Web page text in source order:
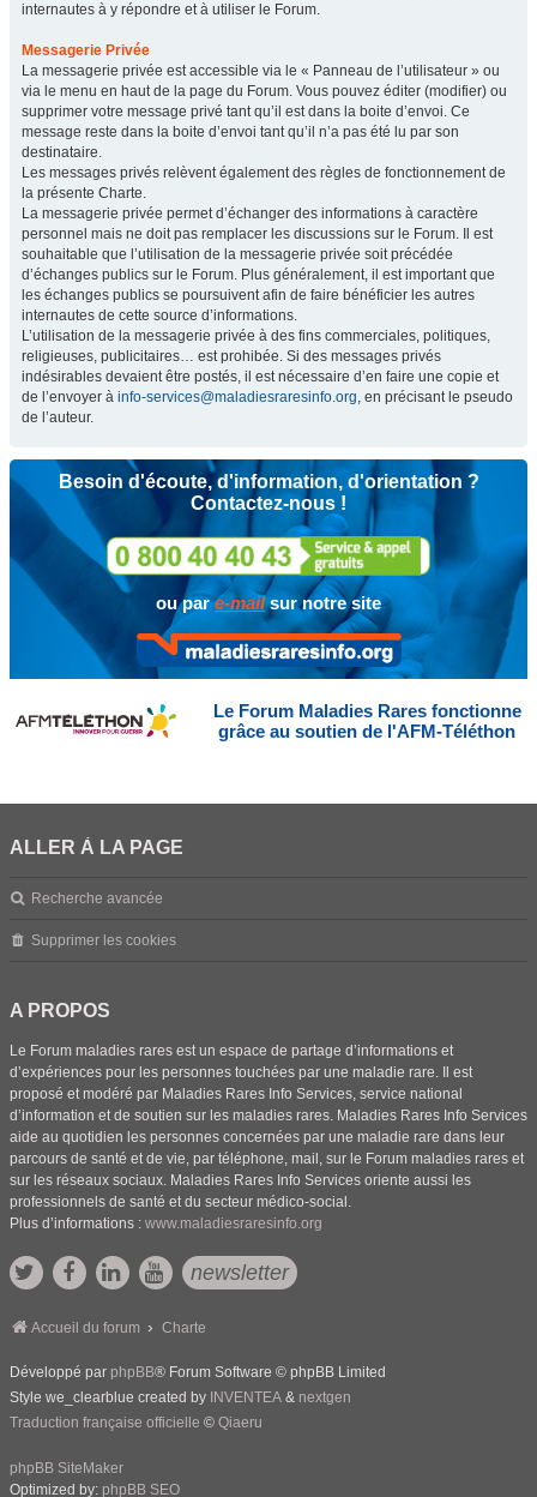
internautes à y répondre et à utiliser le Forum.
Messagerie Privée
La messagerie privée est accessible via le « Panneau de l’utilisateur » ou
via le menu en haut de la page du Forum. Vous pouvez éditer (modifier) ou
supprimer votre message privé tant qu’il est dans la boite d’envoi. Ce
message reste dans la boite d’envoi tant qu’il n’a pas été lu par son
destinataire.
Les messages privés relèvent également des règles de fonctionnement de
la présente Charte.
La messagerie privée permet d’échanger des informations à caractère
personnel mais ne doit pas remplacer les discussions sur le Forum. Il est
souhaitable que l’utilisation de la messagerie privée soit précédée
d’échanges publics sur le Forum. Plus généralement, il est important que
les échanges publics se poursuivent afin de faire bénéficier les autres
internautes de cette source d’informations.
L’utilisation de la messagerie privée à des fins commerciales, politiques,
religieuses, publicitaires… est prohibée. Si des messages privés
indésirables devaient être postés, il est nécessaire d’en faire une copie et
de l’envoyer à info-services@maladiesraresinfo.org, en précisant le pseudo
de l’auteur.
Besoin d'écoute, d'information, d'orientation ?
Contactez-nous !
ou pare-mailsur notre site
Le Forum Maladies Rares fonctionne
grâce au soutien de l'AFM-Téléthon
ALLER À LA PAGE
Recherche avancée
Supprimer les cookies
A PROPOS
Le Forum maladies rares est un espace de partage d’informations et
d’expériences pour les personnes touchées par une maladie rare. Il est
proposé et modéré par Maladies Rares Info Services, service national
d’information et de soutien sur les maladies rares. Maladies Rares Info Services
aide au quotidien les personnes concernées par une maladie rare dans leur
parcours de santé et de vie, par téléphone, mail, sur le Forum maladies rares et
sur les réseaux sociaux. Maladies Rares Info Services oriente aussi les
professionnels de santé et du secteur médico-social.
Plus d’informations : www.maladiesraresinfo.org
newsletter
Accueil du forum Charte
Développé par phpBB® Forum Software © phpBB Limited
Style we_clearblue created by INVENTEA & nextgen
Traduction française officielle © Qiaeru
phpBB SiteMaker
Optimized by: phpBB SEO